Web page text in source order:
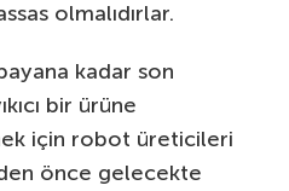
olmalıdırlar.
kadar son
bir ürüne
için robot üreticileri
önce gelecekte